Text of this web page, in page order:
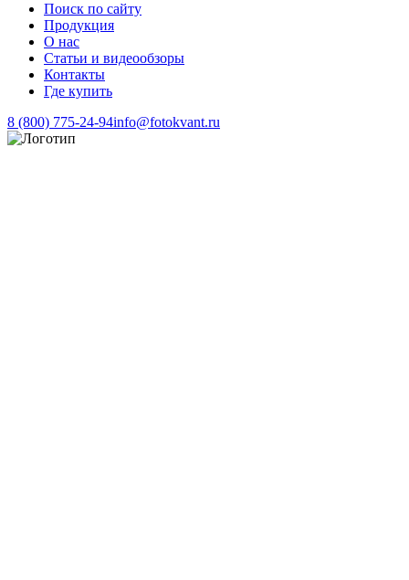
Поиск по сайту
Продукция
О нас
Статьи и видеообзоры
Контакты
Где купить
8 (800) 775-24-94info@fotokvant.ru